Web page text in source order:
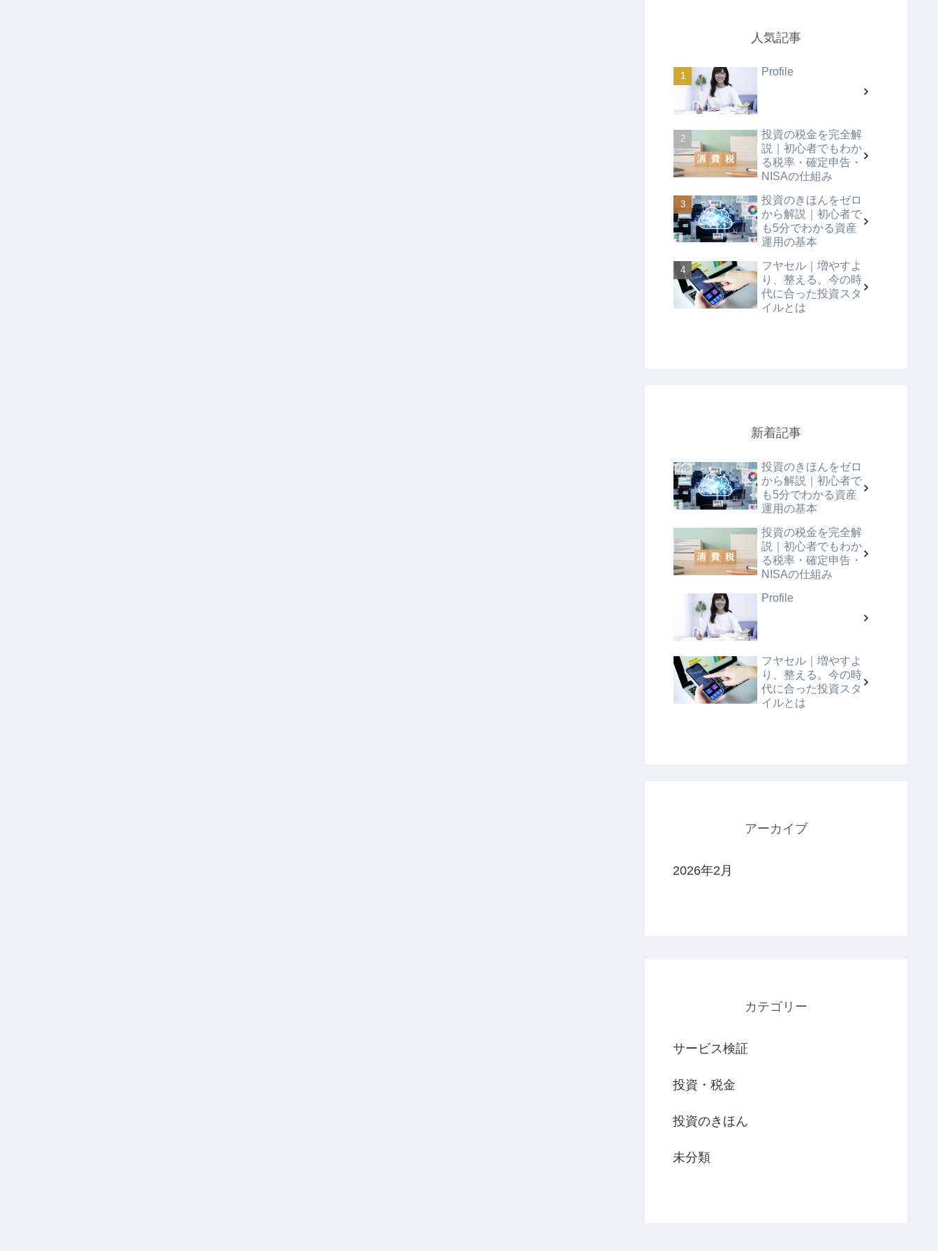
人気記事
Profile
投資の税金を完全解
説｜初心者でもわか
る税率・確定申告・
NISAの仕組み
投資のきほんをゼロ
から解説｜初心者で
も5分でわかる資産
運用の基本
フヤセル｜増やすよ
り、整える。今の時
代に合った投資スタ
イルとは
新着記事
投資のきほんをゼロ
から解説｜初心者で
も5分でわかる資産
運用の基本
投資の税金を完全解
説｜初心者でもわか
る税率・確定申告・
NISAの仕組み
Profile
フヤセル｜増やすよ
り、整える。今の時
代に合った投資スタ
イルとは
アーカイブ
2026年2月
カテゴリー
サービス検証
投資・税金
投資のきほん
未分類